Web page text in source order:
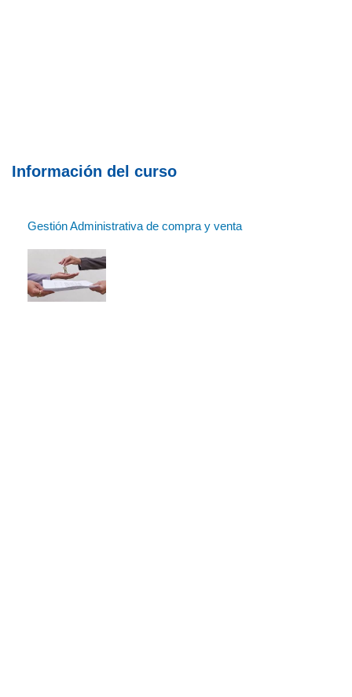
Información del curso
Gestión Administrativa de compra y venta